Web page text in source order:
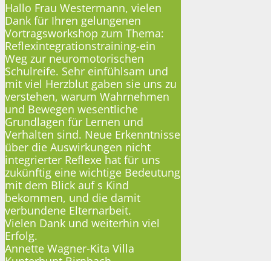
Hallo Frau Westermann, vielen
Dank für Ihren gelungenen
Vortragsworkshop zum Thema:
Reflexintegrationstraining-ein
Weg zur neuromotorischen
Schulreife. Sehr einfühlsam und
mit viel Herzblut gaben sie uns zu
verstehen, warum Wahrnehmen
und Bewegen wesentliche
Grundlagen für Lernen und
Verhalten sind. Neue Erkenntnisse
über die Auswirkungen nicht
integrierter Reflexe hat für uns
zukünftig eine wichtige Bedeutung
mit dem Blick auf s Kind
bekommen, und die damit
verbundene Elternarbeit.
Vielen Dank und weiterhin viel
Erfolg.
Annette Wagner-Kita Villa